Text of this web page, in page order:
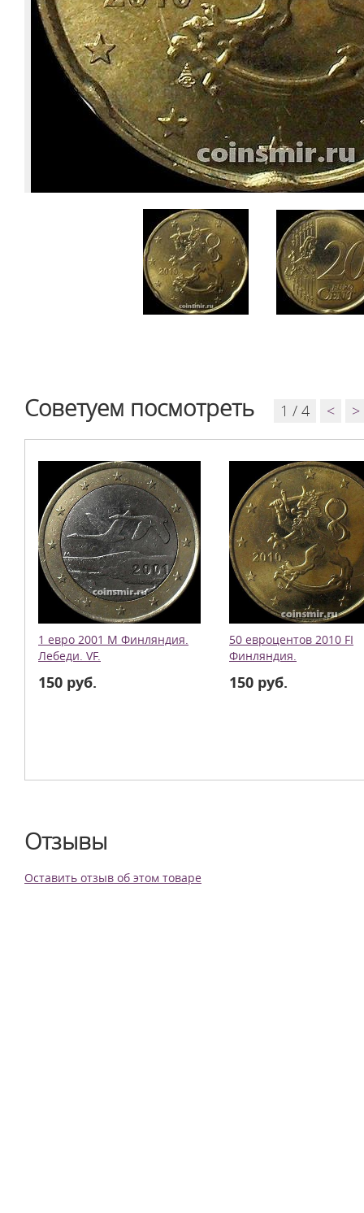
Советуем посмотреть 1 / 4 < >
1 евро 2001 М Финляндия.
Лебеди. VF.
150 руб.
50 евроцентов 2010 FI
Финляндия.
150 руб.
Отзывы
Оставить отзыв об этом товаре